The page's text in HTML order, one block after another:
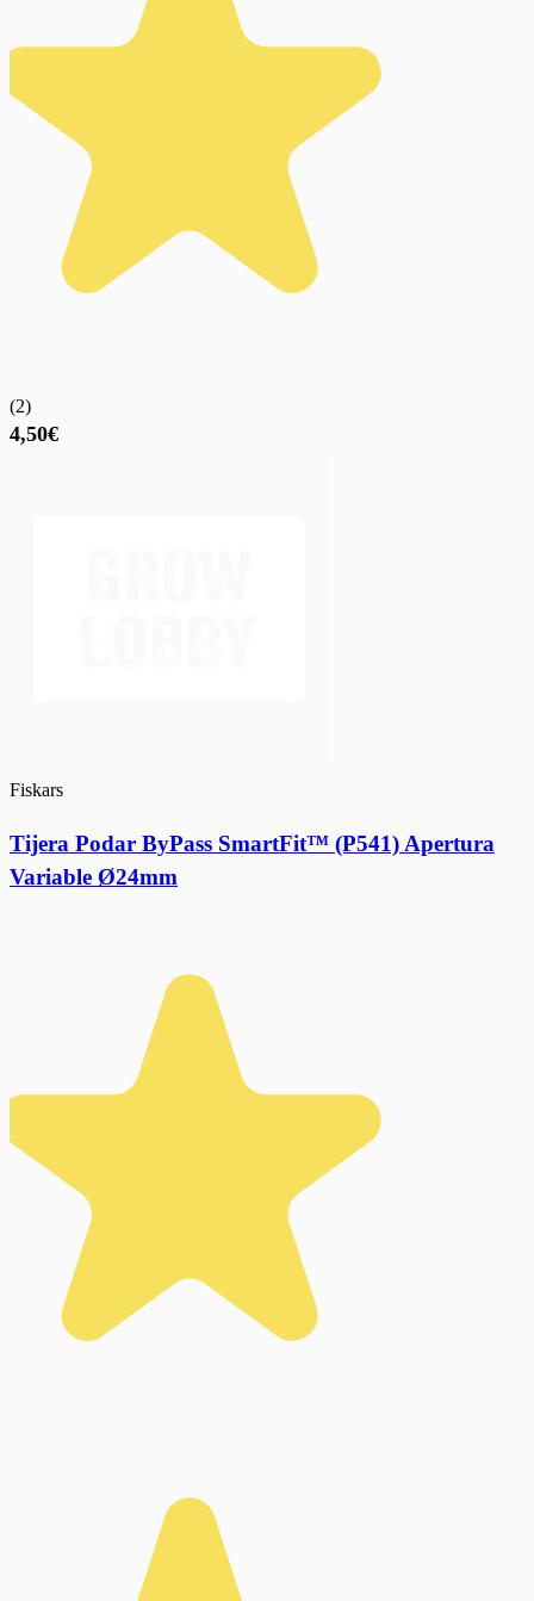
(2)
4,50€
Fiskars
Tijera Podar ByPass SmartFit™ (P541) Apertura
Variable Ø24mm